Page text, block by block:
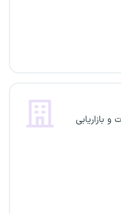
بازاریابی